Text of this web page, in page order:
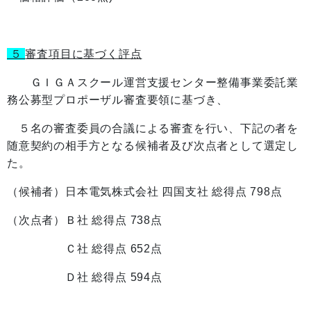
５審査項目に基づく評点
ＧＩＧＡスクール運営支援センター整備事業委託業
務公募型プロポーザル審査要領に基づき、
５名の審査委員の合議による審査を行い、下記の者を
随意契約の相手方となる候補者及び次点者として選定し
た。
（候補者）日本電気株式会社 四国支社 総得点 798点
（次点者）Ｂ社 総得点 738点
Ｃ社 総得点 652点
Ｄ社 総得点 594点